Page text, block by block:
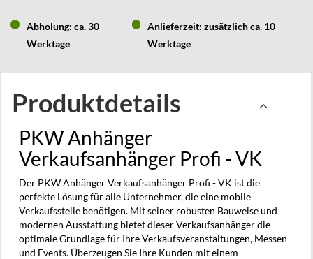
Abholung: ca. 30
Werktage
Anlieferzeit: zusätzlich ca. 10
Werktage
Produktdetails
PKW Anhänger
Verkaufsanhänger Profi - VK
Der PKW Anhänger Verkaufsanhänger Profi - VK ist die
perfekte Lösung für alle Unternehmer, die eine mobile
Verkaufsstelle benötigen. Mit seiner robusten Bauweise und
modernen Ausstattung bietet dieser Verkaufsanhänger die
optimale Grundlage für Ihre Verkaufsveranstaltungen, Messen
und Events. Überzeugen Sie Ihre Kunden mit einem